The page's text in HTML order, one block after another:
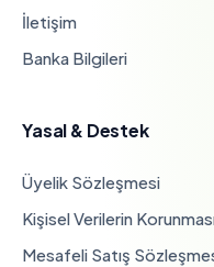
İletişim
Banka Bilgileri
Yasal & Destek
Üyelik Sözleşmesi
Kişisel Verilerin
Mesafeli Satış